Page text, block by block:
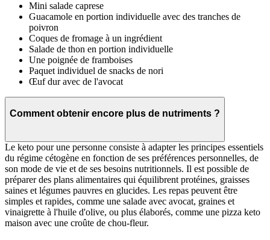
Mini salade caprese
Guacamole en portion individuelle avec des tranches de
poivron
Coques de fromage à un ingrédient
Salade de thon en portion individuelle
Une poignée de framboises
Paquet individuel de snacks de nori
Œuf dur avec de l'avocat
Comment obtenir encore plus de nutriments ?
Le keto pour une personne consiste à adapter les principes essentiels
du régime cétogène en fonction de ses préférences personnelles, de
son mode de vie et de ses besoins nutritionnels. Il est possible de
préparer des plans alimentaires qui équilibrent protéines, graisses
saines et légumes pauvres en glucides. Les repas peuvent être
simples et rapides, comme une salade avec avocat, graines et
vinaigrette à l'huile d'olive, ou plus élaborés, comme une pizza keto
maison avec une croûte de chou-fleur.